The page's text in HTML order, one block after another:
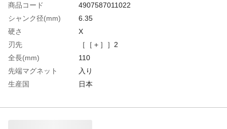
商品コード
4907587011022
シャンク径(mm)
6.35
硬さ
X
刃先
［［＋］］2
全長(mm)
110
先端マグネット
入り
生産国
日本
材質1
ビット材